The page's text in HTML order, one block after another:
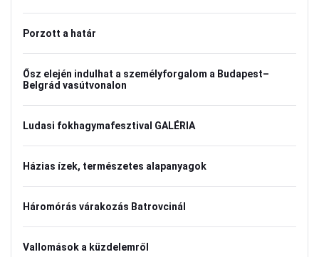
Porzott a határ
Ősz elején indulhat a személyforgalom a Budapest–
Belgrád vasútvonalon
Ludasi fokhagymafesztival GALÉRIA
Házias ízek, természetes alapanyagok
Háromórás várakozás Batrovcinál
Vallomások a küzdelemről